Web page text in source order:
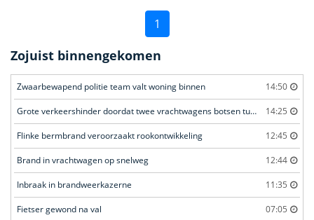
1
Zojuist binnengekomen
Zwaarbewapend politie team valt woning binnen 14:50
Grote verkeershinder doordat twee vrachtwagens botsen tunnel 14:25
Flinke bermbrand veroorzaakt rookontwikkeling 12:45
Brand in vrachtwagen op snelweg 12:44
Inbraak in brandweerkazerne 11:35
Fietser gewond na val 07:05